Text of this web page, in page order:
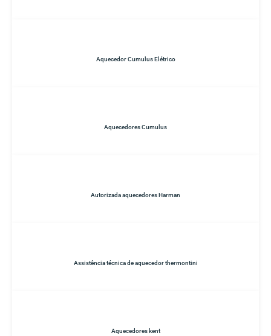
Aquecedor Cumulus Elétrico
Aquecedores Cumulus
Autorizada aquecedores Harman
Assistência técnica de aquecedor thermontini
Aquecedores kent